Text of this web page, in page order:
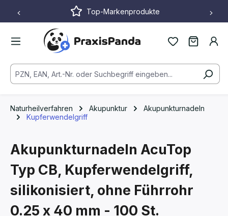
Zum Hauptinhalt springenTop-Markenprodukte
Naturheilverfahren Akupunktur
Akupunkturnadeln
Kupferwendelgriff
Akupunkturnadeln AcuTop
Typ CB, Kupferwendelgriff,
silikonisiert, ohne Führrohr
0.25 x 40 mm - 100 St.